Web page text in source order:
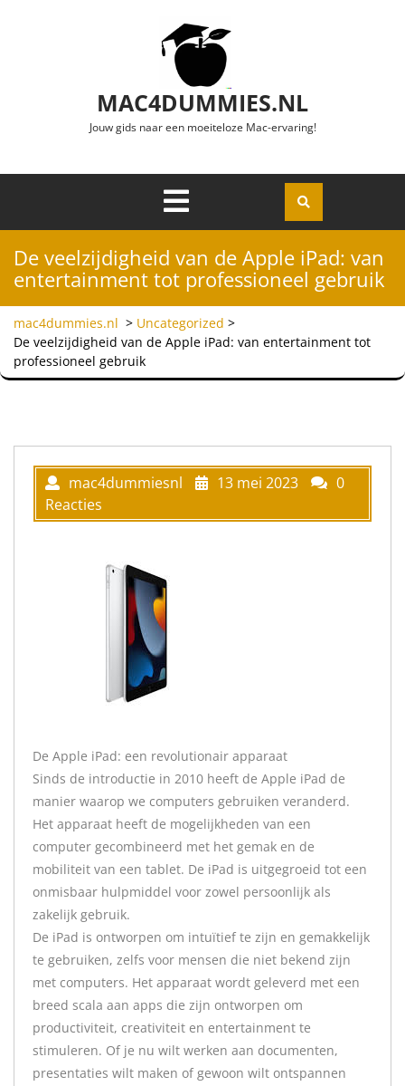
MAC4DUMMIES.NL
Jouw gids naar een moeiteloze Mac-ervaring!
Openen
De veelzijdigheid van de Apple iPad: van
entertainment tot professioneel gebruik
mac4dummies.nl > Uncategorized >
De veelzijdigheid van de Apple iPad: van entertainment tot
professioneel gebruik
mac4dummiesnl 13 mei 2023
0
Reacties
De Apple iPad: een revolutionair apparaat
Sinds de introductie in 2010 heeft de Apple iPad de
manier waarop we computers gebruiken veranderd.
Het apparaat heeft de mogelijkheden van een
computer gecombineerd met het gemak en de
mobiliteit van een tablet. De iPad is uitgegroeid tot een
onmisbaar hulpmiddel voor zowel persoonlijk als
zakelijk gebruik.
De iPad is ontworpen om intuïtief te zijn en gemakkelijk
te gebruiken, zelfs voor mensen die niet bekend zijn
met computers. Het apparaat wordt geleverd met een
breed scala aan apps die zijn ontworpen om
productiviteit, creativiteit en entertainment te
stimuleren. Of je nu wilt werken aan documenten,
presentaties wilt maken of gewoon wilt ontspannen